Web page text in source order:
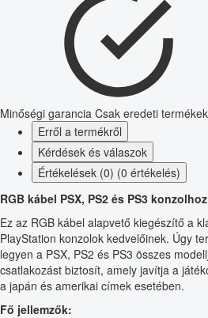
Minőségi garancia Csak eredeti termékek
Erről a termékről
Kérdések és válaszok
Értékelések (0) (0 értékelés)
RGB kábel PSX, PS2 és PS3 konzolhoz
Ez az RGB kábel alapvető kiegészítő a
PlayStation konzolok kedvelőinek. Úgy
legyen a PSX, PS2 és PS3 összes
csatlakozást biztosít, amely javítja a
a japán és amerikai címek esetében.
Fő jellemzők: